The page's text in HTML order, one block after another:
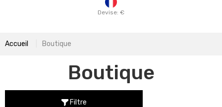
Devise: €
Accueil Boutique
Boutique
Filtre